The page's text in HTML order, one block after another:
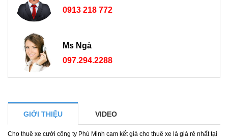
0913 218 772
Ms Ngà
097.294.2288
GIỚI THIỆU VIDEO
Cho thuê xe cưới công ty Phú Minh cam kết giá cho thuê xe là giá rẻ nhất tại